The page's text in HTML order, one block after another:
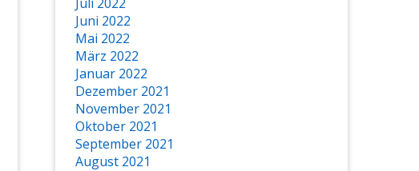
Juni 2022
Mai 2022
März 2022
Januar 2022
Dezember 2021
November 2021
Oktober 2021
September 2021
August 2021